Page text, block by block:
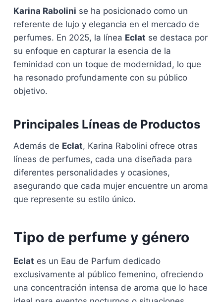
Karina Rabolini se ha posicionado como un
referente de lujo y elegancia en el mercado de
perfumes. En 2025, la línea Eclat se destaca por
su enfoque en capturar la esencia de la
feminidad con un toque de modernidad, lo que
ha resonado profundamente con su público
objetivo.
Principales Líneas de Productos
Además de Eclat, Karina Rabolini ofrece otras
líneas de perfumes, cada una diseñada para
diferentes personalidades y ocasiones,
asegurando que cada mujer encuentre un aroma
que represente su estilo único.
Tipo de perfume y género
Eclat es un Eau de Parfum dedicado
exclusivamente al público femenino, ofreciendo
una concentración intensa de aroma que lo hace